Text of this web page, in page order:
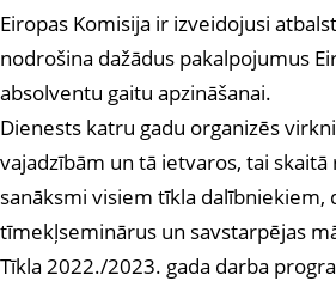
Eiropas Komisija ir izveidojusi
nodrošina dažādus pakalpojumus
absolventu gaitu apzināšanai.
Dienests katru gadu organizēs
vajadzībām un tā ietvaros, tai skaitā
sanāksmi visiem tīkla dalībniekiem,
tīmekļseminārus un savstarpējas
Tīkla 2022./2023. gada darba